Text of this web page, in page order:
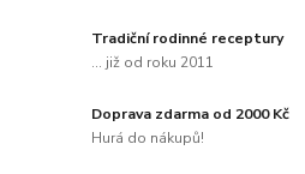
Tradiční rodinné receptury
... již od roku 2011
Doprava zdarma od 2000 Kč
Hurá do nákupů!